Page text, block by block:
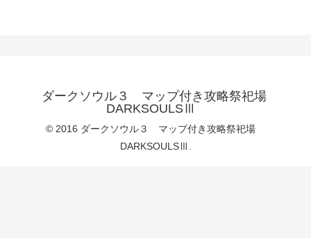
ダークソウル３ マップ付き攻略祭祀場
DARKSOULSⅢ
© 2016 ダークソウル３ マップ付き攻略祭祀場
DARKSOULSⅢ.